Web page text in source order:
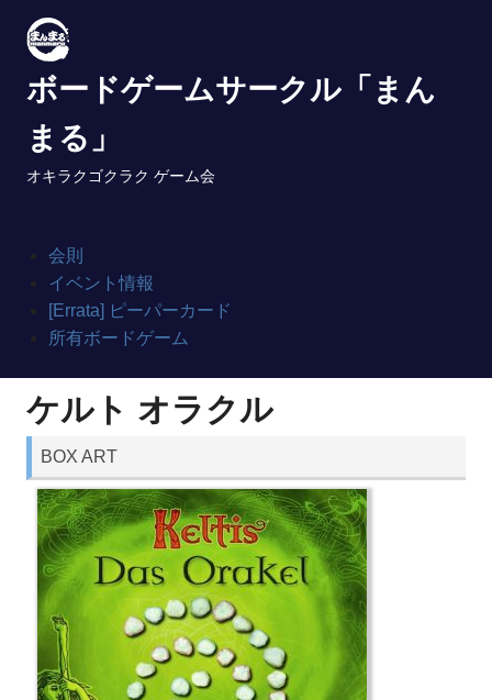
content
ボードゲームサークル「まん
まる」
オキラクゴクラク ゲーム会
会則
イベント情報
[Errata] ピーパーカード
所有ボードゲーム
ケルト オラクル
BOX ART